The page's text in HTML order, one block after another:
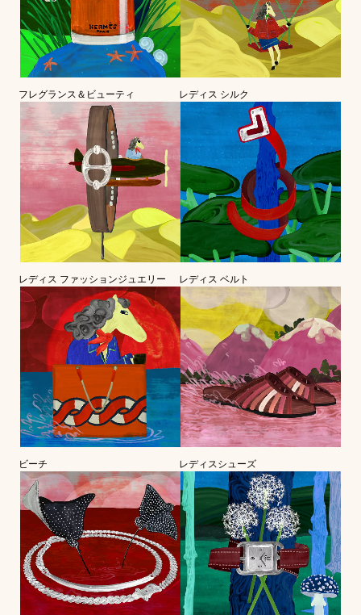
る
フレグランス＆ビューティ レディス シルク
レディス ファッションジュエリー レディス ベルト
ビーチ レディスシューズ